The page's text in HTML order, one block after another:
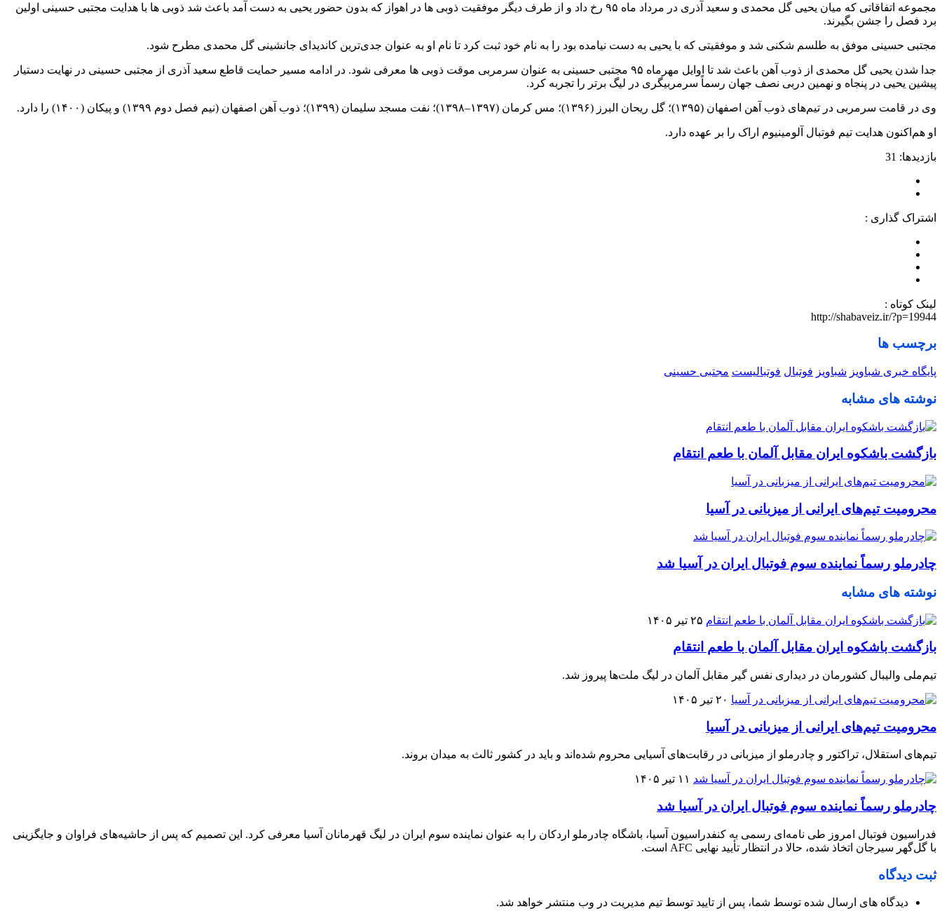
مجموعه اتفاقاتی که میان یحیی گل محمدی و سعید آذری در مرداد ماه ۹۵ رخ داد و از طرف دیگر موفقیت ذوبی ها در اهواز که بدون حضور یحیی به دست آمد باعث شد ذوبی ها با هدایت مجتبی حسینی اولین
برد فصل را جشن بگیرند.
مجتبی حسینی موفق به طلسم شکنی شد و موفقیتی که با یحیی به دست نیامده بود را به نام خود ثبت کرد تا نام او به عنوان جدی‌ترین کاندیدای جانشینی گل محمدی مطرح شود.
جدا شدن یحیی گل محمدی از ذوب آهن باعث شد تا اوایل مهرماه ۹۵ مجتبی حسینی به عنوان سرمربی موقت ذوبی ها معرفی شود. در ادامه مسیر حمایت قاطع سعید آذری از مجتبی حسینی در نهایت دستیار
پیشین یحیی در پنجاه و نهمین دربی نصف جهان رسماً سرمربیگری در لیگ برتر را تجربه کرد.
وی در قامت سرمربی در تیم‌های ذوب آهن اصفهان (۱۳۹۵)؛ گل ریحان البرز (۱۳۹۶)؛ مس کرمان (۱۳۹۷–۱۳۹۸)؛ نفت مسجد سلیمان (۱۳۹۹)؛ ذوب آهن اصفهان (نیم فصل دوم ۱۳۹۹) و پیکان (۱۴۰۰) را دارد.
او هم‌اکنون هدایت تیم فوتبال آلومینیوم اراک را بر عهده دارد.
بازدیدها: 31
اشتراک گذاری :
لینک کوتاه :
http://shabaveiz.ir/?p=19944
برچسب ها
پایگاه خبری شباویز شباویز فوتبال فوتبالیست مجتبی حسینی
نوشته های مشابه
بازگشت باشکوه ایران مقابل آلمان با طعم انتقام
محرومیت تیم‌های ایرانی از میزبانی در آسیا
چادرملو رسماً نماینده سوم فوتبال ایران در آسیا شد
نوشته های مشابه
۲۵ تیر ۱۴۰۵
بازگشت باشکوه ایران مقابل آلمان با طعم انتقام
تیم‌ملی والیبال کشورمان در دیداری نفس گیر مقابل آلمان در لیگ ملت‌ها پیروز شد.
۲۰ تیر ۱۴۰۵
محرومیت تیم‌های ایرانی از میزبانی در آسیا
تیم‌های استقلال، تراکتور و چادرملو از میزبانی در رقابت‌های آسیایی محروم شده‌اند و باید در کشور ثالث به میدان بروند.
۱۱ تیر ۱۴۰۵
چادرملو رسماً نماینده سوم فوتبال ایران در آسیا شد
فدراسیون فوتبال امروز طی نامه‌ای رسمی به کنفدراسیون آسیا، باشگاه چادرملو اردکان را به عنوان نماینده سوم ایران در لیگ قهرمانان آسیا معرفی کرد. این تصمیم که پس از حاشیه‌های فراوان و جایگزینی
با گل‌گهر سیرجان اتخاذ شده، حالا در انتظار تأیید نهایی AFC است.
ثبت دیدگاه
دیدگاه های ارسال شده توسط شما، پس از تایید توسط تیم مدیریت در وب منتشر خواهد شد.